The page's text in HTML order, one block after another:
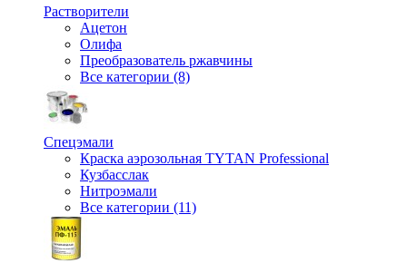
Растворители
Ацетон
Олифа
Преобразователь ржавчины
Все категории (8)
Спецэмали
Краска аэрозольная TYTAN Professional
Кузбасслак
Нитроэмали
Все категории (11)